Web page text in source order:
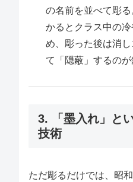
の名前を並べて彫
かるとクラス中の
め、彫った後は消
て「隠蔽」するのが
3. 「墨入れ」と
技術
ただ彫るだけでは、昭